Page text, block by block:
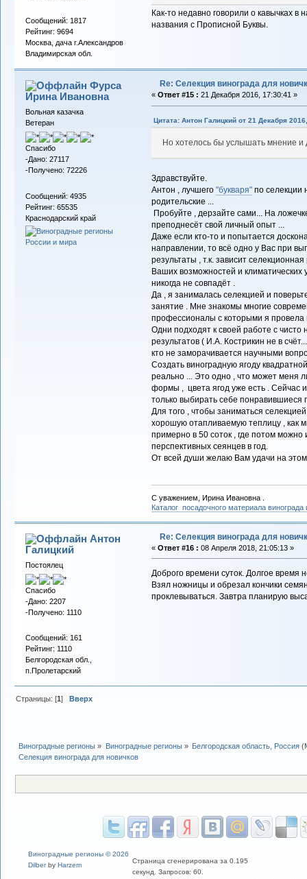
Сообщений: 1817
Рейтинг: 9694
Москва, дача г.Александров
Владимирская обл.
Как-то недавно говорили о кавычках
названия с Прописной Буквы.
Фурса
Ирина Ивановна
Вольная казачка
Ветеран
Спасибо
-Дано: 27117
-Получено: 72226
Сообщений: 4935
Рейтинг: 65535
Краснодарский край
Re: Селекция винограда для
« Ответ #15 : 21 Декабря 2016, 17:30:41 »
Цитата: Антон Галицкий от 21 Декабря
Но хотелось бы услышать мнение и
Здравствуйте.
Антон , лучшего "букваря"по селекции
родительские ...
Пробуйте , дерзайте сами... На
преподнесёт свой личный опыт ...
Даже если кто-то и попытается
направлении, то всё одно у Вас при
результаты , т.к. зависит
Ваших возможностей и
никогда не совпадёт .
Да , я занималась селекцией и
занятие . Мне знакомы многие
профессионалы с которыми я провела
Одни подходят к своей работе с чисто
результатов ( И.А. Кострикин не в
кто не заморачивается научными
Создать виноградную ягоду
реально ... Это одно , что может меня
формы , цвета ягод уже есть . Сейчас
только выбирать себе понравившиеся
Для того , чтобы заниматься
хорошую отапливаемую теплицу , как
примерно в 50 соток , где потом можно
перспективных сеянцев в год.
От всей души желаю Вам удачи на
С уважением, Ирина Ивановна .
Каталог посадочного материала
Антон
Галицкий
Постоялец
Спасибо
-Дано: 2207
-Получено: 1110
Сообщений: 161
Рейтинг: 1110
Белгородская обл.,
п.Пролетарский
Re: Селекция винограда для
« Ответ #16 : 08 Апреля 2018, 21:05:13 »
Доброго времени суток. Долгое время
Взял ножницы и обрезал кончики
проклевываться. Завтра планирую
Страницы: [1] Вверх
Виноградные регионы » Виноградные регионы» Белгородская область, Россия
Селекция винограда для новичков
Виноградные регионы © 2026
Dilberby Harzem
Страница сгенерирована за 0.195
секунд. Запросов: 60.